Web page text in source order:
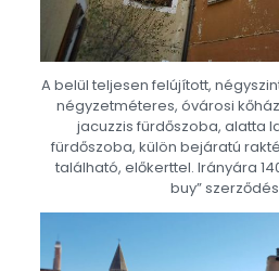
A belül teljesen felújított,
négyzetméteres, óvárosi
jacuzzis fürdőszoba, alatta
fürdőszoba, külön bejáratú
található, előkerttel. Irányára
buy”